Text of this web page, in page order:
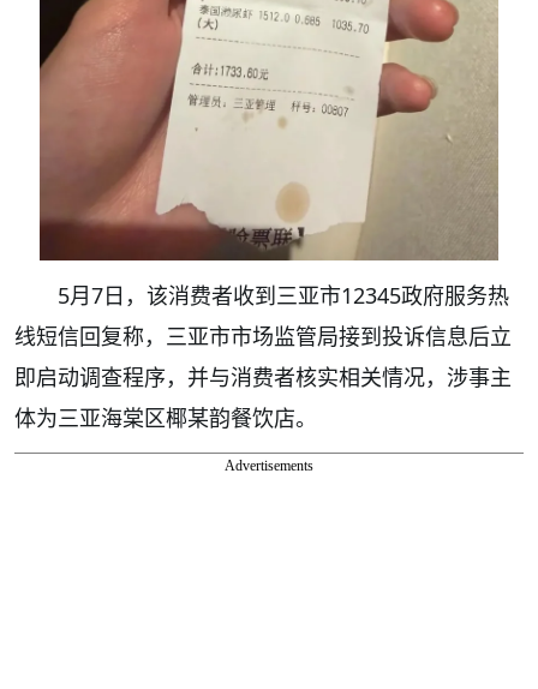
5月7日，该消费者收到三亚市12345政府服务热
线短信回复称，三亚市市场监管局接到投诉信息后立
即启动调查程序，并与消费者核实相关情况，涉事主
体为三亚海棠区椰某韵餐饮店。
Advertisements